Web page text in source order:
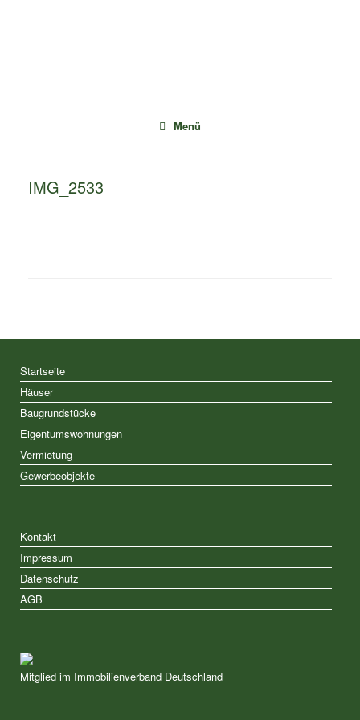
Menü
IMG_2533
Startseite
Häuser
Baugrundstücke
Eigentumswohnungen
Vermietung
Gewerbeobjekte
Kontakt
Impressum
Datenschutz
AGB
Mitglied im Immobilienverband Deutschland